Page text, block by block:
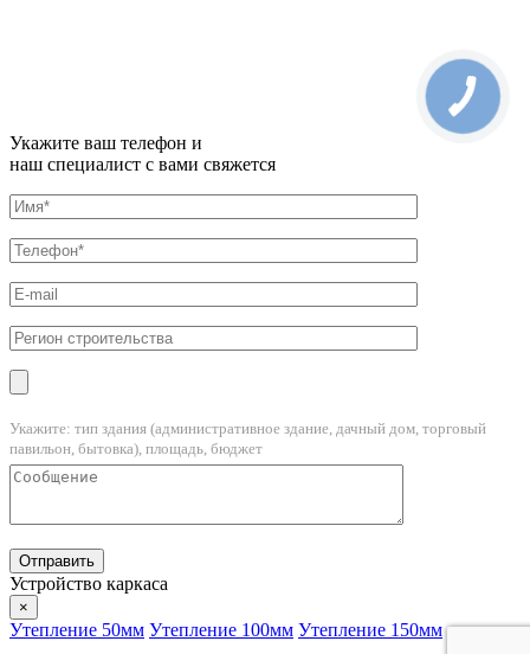
Укажите ваш телефон и
наш специалист с вами свяжется
Укажите: тип здания (административное здание, дачный дом, торговый
павильон, бытовка), площадь, бюджет
Устройство каркаса
×
Утепление 50мм Утепление 100мм Утепление 150мм